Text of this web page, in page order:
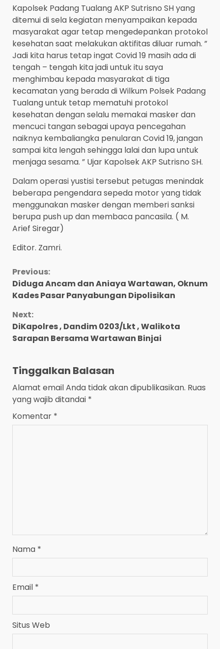
Kapolsek Padang Tualang AKP Sutrisno SH yang
ditemui di sela kegiatan menyampaikan kepada
masyarakat agar tetap mengedepankan protokol
kesehatan saat melakukan aktifitas diluar rumah. ”
Jadi kita harus tetap ingat Covid 19 masih ada di
tengah – tengah kita jadi untuk itu saya
menghimbau kepada masyarakat di tiga
kecamatan yang berada di Wilkum Polsek Padang
Tualang untuk tetap mematuhi protokol
kesehatan dengan selalu memakai masker dan
mencuci tangan sebagai upaya pencegahan
naiknya kembaliangka penularan Covid 19, jangan
sampai kita lengah sehingga lalai dan lupa untuk
menjaga sesama. ” Ujar Kapolsek AKP Sutrisno SH.
Dalam operasi yustisi tersebut petugas menindak
beberapa pengendara sepeda motor yang tidak
menggunakan masker dengan memberi sanksi
berupa push up dan membaca pancasila. ( M.
Arief Siregar)
Editor. Zamri.
Continue
Reading
Previous:
Diduga Ancam dan Aniaya Wartawan, Oknum
Kades Pasar Panyabungan Dipolisikan
Next:
DiKapolres , Dandim 0203/Lkt , Walikota
Sarapan Bersama Wartawan Binjai
Tinggalkan Balasan
Alamat email Anda tidak akan dipublikasikan. Ruas
yang wajib ditandai *
Komentar *
Nama *
Email *
Situs Web